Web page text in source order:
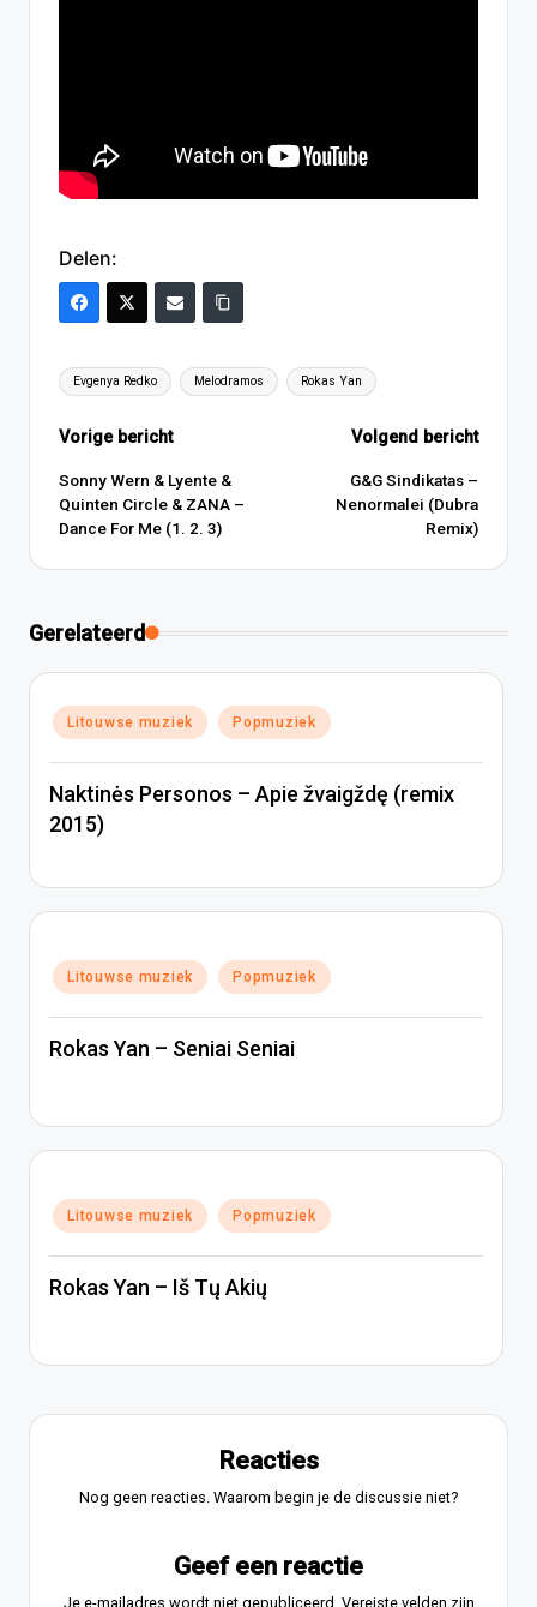
Delen:
Tags:
Evgenya Redko Melodramos Rokas Yan
Bericht
navigatie
Vorige bericht
Sonny Wern & Lyente &
Quinten Circle & ZANA –
Dance For Me (1. 2. 3)
Volgend bericht
G&G Sindikatas –
Nenormalei (Dubra
Remix)
Gerelateerd
Geplaatst
in
Litouwse muziek Popmuziek
Naktinės Personos – Apie žvaigždę (remix
2015)
Geplaatst
in
Litouwse muziek Popmuziek
Rokas Yan – Seniai Seniai
Geplaatst
in
Litouwse muziek Popmuziek
Rokas Yan – Iš Tų Akių
Reacties
Nog geen reacties. Waarom begin je de discussie niet?
Geef een reactie
Je e-mailadres wordt niet gepubliceerd. Vereiste velden zijn